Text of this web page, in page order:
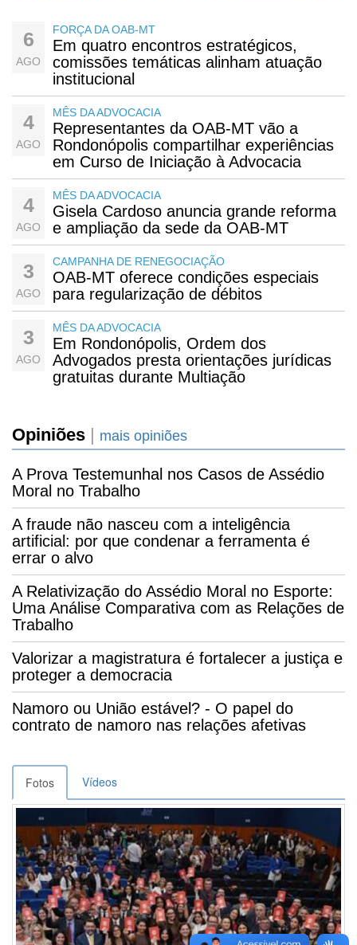
6
AGO
FORÇA DA OAB-MT
Em quatro encontros estratégicos,
comissões temáticas alinham atuação
institucional
4
AGO
MÊS DA ADVOCACIA
Representantes da OAB-MT vão a
Rondonópolis compartilhar experiências
em Curso de Iniciação à Advocacia
4
AGO
MÊS DA ADVOCACIA
Gisela Cardoso anuncia grande reforma
e ampliação da sede da OAB-MT
3
AGO
CAMPANHA DE RENEGOCIAÇÃO
OAB-MT oferece condições especiais
para regularização de débitos
3
AGO
MÊS DA ADVOCACIA
Em Rondonópolis, Ordem dos
Advogados presta orientações jurídicas
gratuitas durante Multiação
Opiniões mais opiniões
A Prova Testemunhal nos Casos de Assédio
Moral no Trabalho
A fraude não nasceu com a inteligência
artificial: por que condenar a ferramenta é
errar o alvo
A Relativização do Assédio Moral no Esporte:
Uma Análise Comparativa com as Relações de
Trabalho
Valorizar a magistratura é fortalecer a justiça e
proteger a democracia
Namoro ou União estável? - O papel do
contrato de namoro nas relações afetivas
Fotos Vídeos